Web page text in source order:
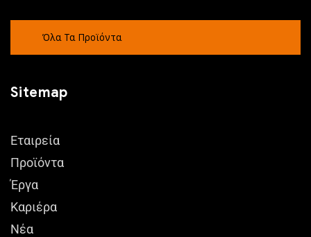
Όλα Τα Προϊόντα
Sitemap
Εταιρεία
Προϊόντα
Έργα
Καριέρα
Νέα